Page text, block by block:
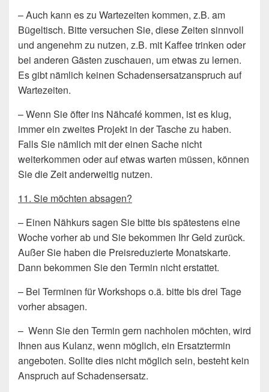
– Auch kann es zu Wartezeiten kommen, z.B. am
Bügeltisch. Bitte versuchen Sie, diese Zeiten sinnvoll
und angenehm zu nutzen, z.B. mit Kaffee trinken oder
bei anderen Gästen zuschauen, um etwas zu lernen.
Es gibt nämlich keinen Schadensersatzanspruch auf
Wartezeiten.
– Wenn Sie öfter ins Nähcafé kommen, ist es klug,
immer ein zweites Projekt in der Tasche zu haben.
Falls Sie nämlich mit der einen Sache nicht
weiterkommen oder auf etwas warten müssen, können
Sie die Zeit anderweitig nutzen.
11. Sie möchten absagen?
– Einen Nähkurs sagen Sie bitte bis spätestens eine
Woche vorher ab und Sie bekommen Ihr Geld zurück.
Außer Sie haben die Preisreduzierte Monatskarte.
Dann bekommen Sie den Termin nicht erstattet.
– Bei Terminen für Workshops o.ä. bitte bis drei Tage
vorher absagen.
– Wenn Sie den Termin gern nachholen möchten, wird
Ihnen aus Kulanz, wenn möglich, ein Ersatztermin
angeboten. Sollte dies nicht möglich sein, besteht kein
Anspruch auf Schadensersatz.